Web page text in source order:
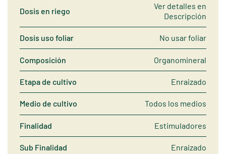
Dosis en riego
Ver detalles en
Descripción
Dosis uso foliar No usar foliar
Composición Organomineral
Etapa de cultivo Enraizado
Medio de cultivo Todos los medios
Finalidad Estimuladores
Sub Finalidad Enraizado